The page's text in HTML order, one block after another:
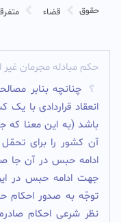
حقوق قضاء
حکم مبادله مجرمان غیر
چنانچه بنابر
انعقاد قراردادى با یک
باشد (به این معنا که
آن کشور را براى
ادامه حبس در آن جا
جهت ادامه حبس در
توجّه به صدور احکام
نظر شرعى احکام